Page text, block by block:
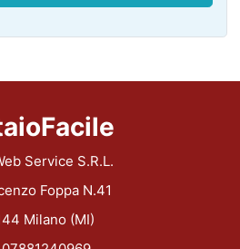
Service S.R.L.
Foppa N.41
Milano (MI)